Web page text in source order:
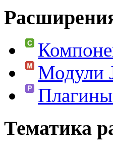
Модули
Тематика